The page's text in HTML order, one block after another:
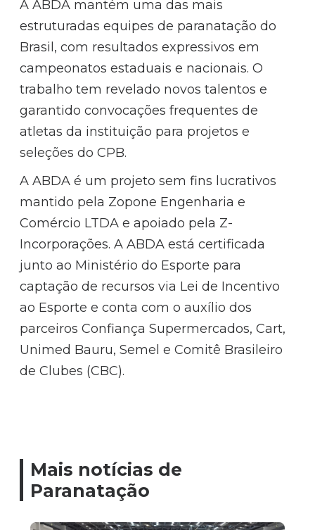
A ABDA mantém uma das mais
estruturadas equipes de paranatação do
Brasil, com resultados expressivos em
campeonatos estaduais e nacionais. O
trabalho tem revelado novos talentos e
garantido convocações frequentes de
atletas da instituição para projetos e
seleções do CPB.
A ABDA é um projeto sem fins lucrativos
mantido pela Zopone Engenharia e
Comércio LTDA e apoiado pela Z-
Incorporações. A ABDA está certificada
junto ao Ministério do Esporte para
captação de recursos via Lei de Incentivo
ao Esporte e conta com o auxílio dos
parceiros Confiança Supermercados, Cart,
Unimed Bauru, Semel e Comitê Brasileiro
de Clubes (CBC).
Mais notícias de
Paranatação